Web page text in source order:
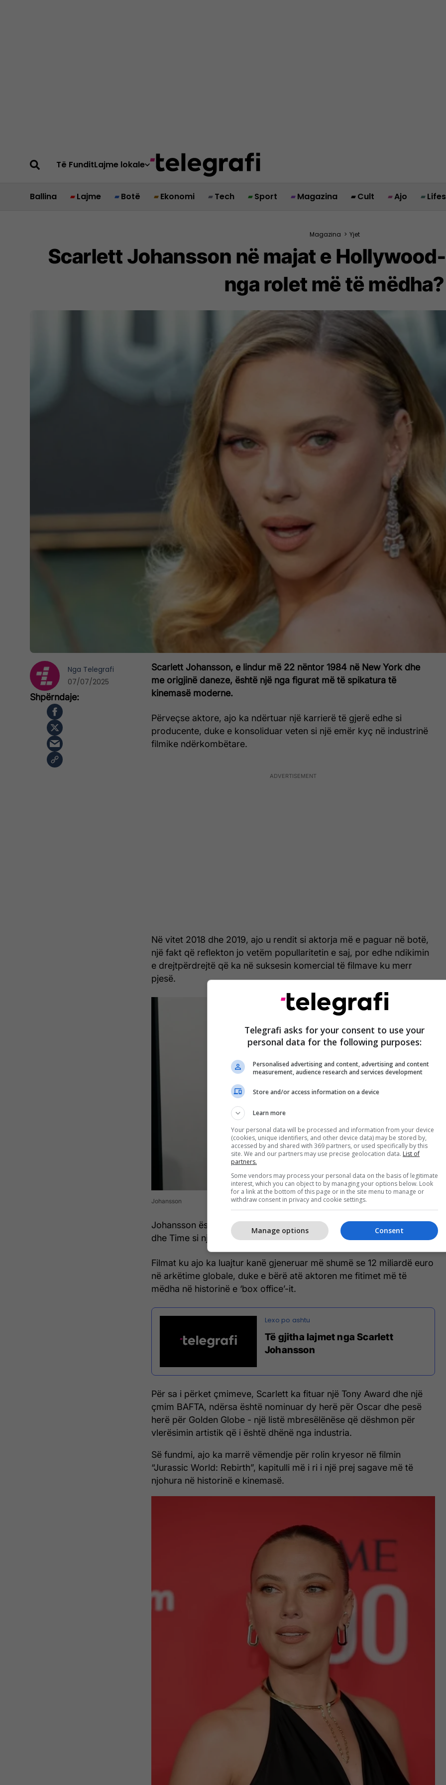
Të FunditLajme lokale
Ballina Lajme Botë Ekonomi Tech Sport Magazina Cult Ajo
Magazina > Yjet
Scarlett Johansson në majat e
nga rolet më të mëdha?
Scarlett Johansson, e lindur më 22 nëntor 1984 në New York dhe
me origjinë daneze, është një nga figurat më të spikatura të
kinemasë moderne.
Përveçse aktore, ajo ka ndërtuar një karrierë të gjerë edhe si
producente, duke e konsoliduar veten si një emër kyç në industrinë
filmike ndërkombëtare.
Në vitet 2018 dhe 2019, ajo u rendit si aktorja më e paguar në botë,
një fakt që reflekton jo vetëm popullaritetin e saj, por edhe ndikimin
e drejtpërdrejtë që ka në suksesin komercial të filmave ku merr
pjesë.
Scarlett
Johansson
Johansson është shfaqur gjithashtu në listat prestigjioze të Forbes
dhe Time si një nga personazhet publikë më me ndikim në botë.
Filmat ku ajo ka luajtur kanë gjeneruar më shumë se 12 miliardë euro
në arkëtime globale, duke e bërë atë aktoren me fitimet më të
mëdha në historinë e ‘box office’-it.
Të gjitha lajmet nga Scarlett
Johansson
Për sa i përket çmimeve, Scarlett ka fituar një Tony Award dhe një
çmim BAFTA, ndërsa është nominuar dy herë për Oscar dhe pesë
herë për Golden Globe - një listë mbresëlënëse që dëshmon për
vlerësimin artistik që i është dhënë nga industria.
Së fundmi, ajo ka marrë vëmendje për rolin kryesor në filmin
“Jurassic World: Rebirth”, kapitulli më i ri i një prej sagave më të
njohura në historinë e kinemasë.
Nga Telegrafi
07/07/2025
Telegrafi asks for your consent to use your
personal data for the following purposes:
Personalised advertising and content, advertising and content
measurement, audience research and services development
Store and/or access information on a device
Learn more
Your personal data will be processed and information from your device
(cookies, unique identifiers, and other device data) may be stored by,
accessed by and shared with 369 partners, or used specifically by this
site. We and our partners may use precise geolocation data. List of
partners.
Some vendors may process your personal data on the basis of legitimate
interest, which you can object to by managing your options below. Look
for a link at the bottom of this page or in the site menu to manage or
withdraw consent in privacy and cookie settings.
Consent
Manage options